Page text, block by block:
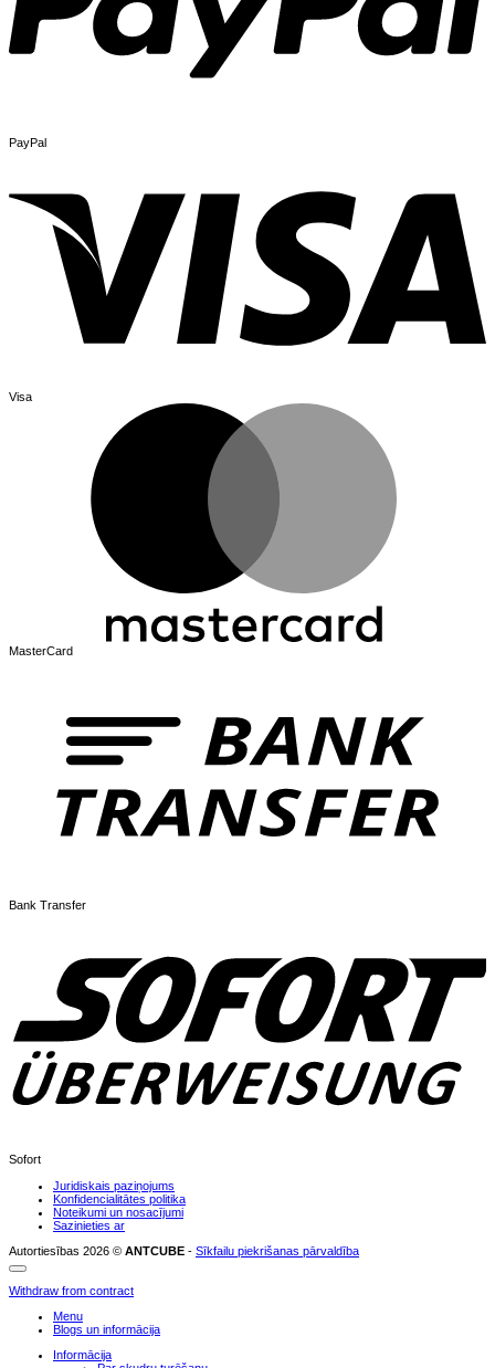
PayPal
Visa
MasterCard
Bank Transfer
Sofort
Juridiskais paziņojums
Konfidencialitātes politika
Noteikumi un nosacījumi
Sazinieties ar
Autortiesības 2026 © ANTCUBE - Sīkfailu piekrišanas pārvaldība
Withdraw from contract
Menu
Blogs un informācija
Informācija